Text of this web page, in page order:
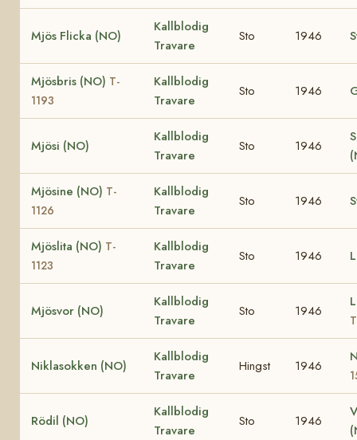
Mjös Flicka (NO)
Kallblodig
Travare
Sto 1946
Mjösbris (NO) T-
1193
Kallblodig
Travare
Sto 1946
Mjösi (NO)
Kallblodig
Travare
Sto 1946
Mjösine (NO) T-
1126
Kallblodig
Travare
Sto 1946
Mjöslita (NO) T-
1123
Kallblodig
Travare
Sto 1946
Mjösvor (NO)
Kallblodig
Travare
Sto 1946
Niklasokken (NO)
Kallblodig
Travare
Hingst 1946
Rödil (NO)
Kallblodig
Travare
Sto 1946